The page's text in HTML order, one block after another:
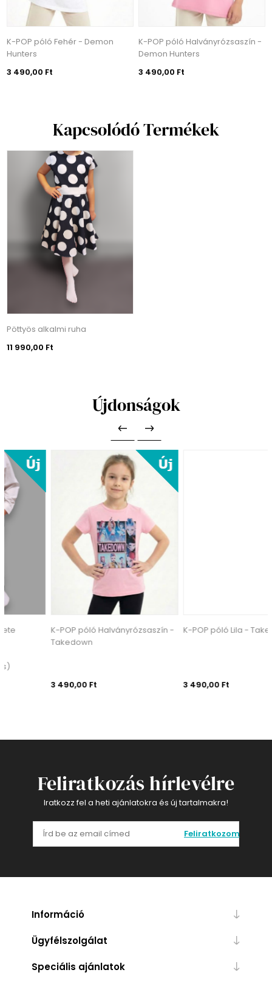
K-POP póló Fehér - Demon
Hunters
3 490,00 Ft
K-POP póló Halványrózsaszín -
Demon Hunters
3 490,00 Ft
Kapcsolódó Termékek
Pöttyös alkalmi ruha
11 990,00 Ft
Újdonságok
K-POP póló Halványrózsaszín -
3 490,00 Ft
K-POP póló Lila - Takedown
3 490,00 Ft
Feliratkozás hírlevélre
Iratkozz fel a heti ajánlatokra és új tartalmakra!
Feliratkozom
Információ
Ügyfélszolgálat
Speciális ajánlatok